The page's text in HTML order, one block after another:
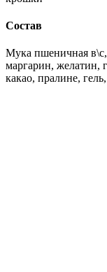
Состав
Мука пшеничная
маргарин, желатин,
какао, пралине,